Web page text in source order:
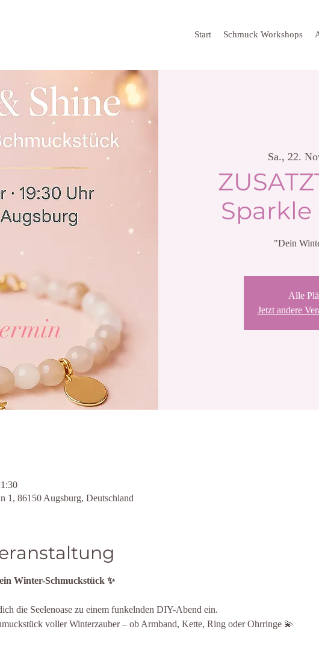
Start Schmuck Workshops
Sa., 22.
Sparkle
"Dein
Alle
Jetzt andere
1, 86150 Augsburg, Deutschland
Winter-Schmuckstück ✨
die Seelenoase zu einem funkelnden DIY-Abend ein.
voller Winterzauber – ob Armband, Kette, Ring oder Ohrringe 💫